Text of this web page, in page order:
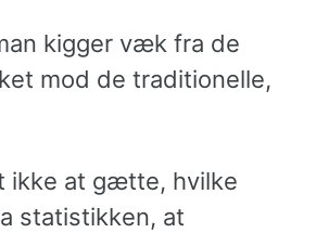
kigger væk fra de
mod de traditionelle,
ikke at gætte, hvilke
statistikken, at